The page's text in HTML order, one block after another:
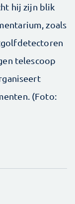
hij zijn blik
zoals
telescoop
(Foto: